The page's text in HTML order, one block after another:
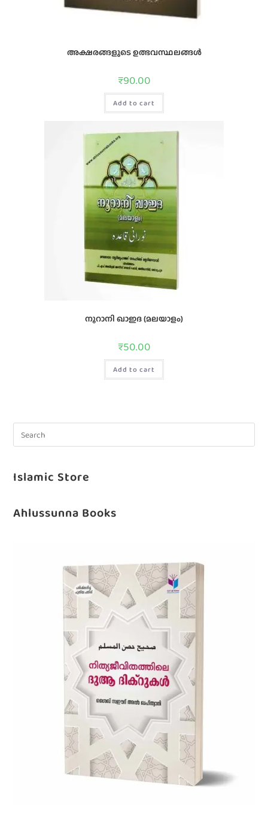
അക്ഷരങ്ങളുടെ ഉത്ഭവസ്ഥലങ്ങള്‍
₹90.00
Add to cart
നൂറാനി ഖാഇദ (മലയാളം)
₹50.00
Add to cart
Islamic Store
Ahlussunna Books